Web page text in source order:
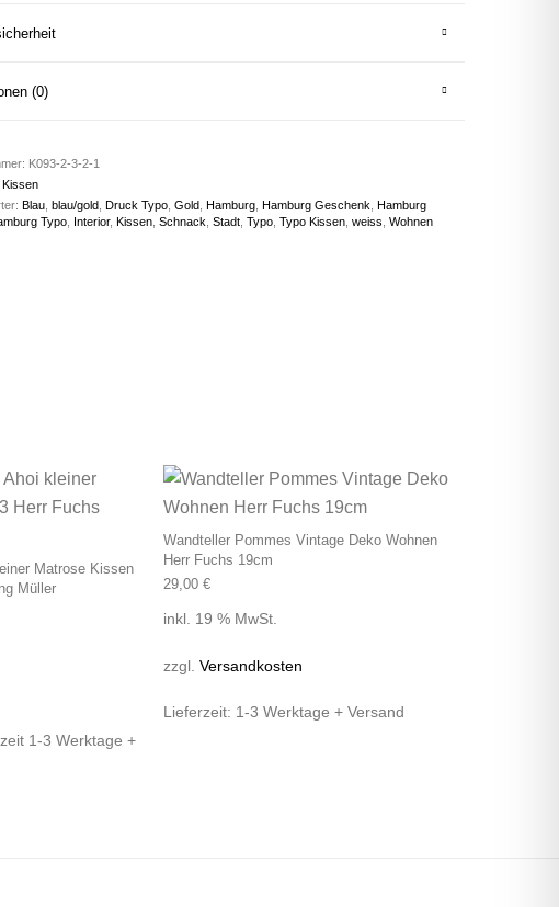
(0)
K093-2-3-2-1
Kissen
Blau, blau/gold, Druck Typo, Gold, Hamburg, Hamburg Geschenk Hamburg
Typo, Interior, Kissen, Schnack Stadt, Typo, Typo Kissen, weiss Wohnen
gewählt werden
auf. Die Optionen können auf der Produktseite gewählt werden
Matrose Kissen
Müller
Dieses Produkt weist mehrere Varianten auf. Die Optionen
1-3 Werktage +
Wandteller Pommes Vintage Deko Wohnen
Herr Fuchs 19cm
29,00 €
inkl. 19 % MwSt.
zzgl. Versandkosten
Lieferzeit: 1-3 Werktage + Versand